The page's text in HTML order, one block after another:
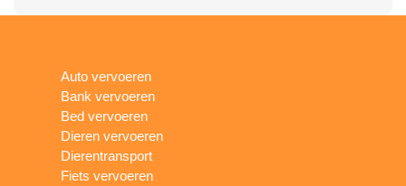
Auto vervoeren
Bank vervoeren
Bed vervoeren
Dieren vervoeren
Dierentransport
Fiets vervoeren